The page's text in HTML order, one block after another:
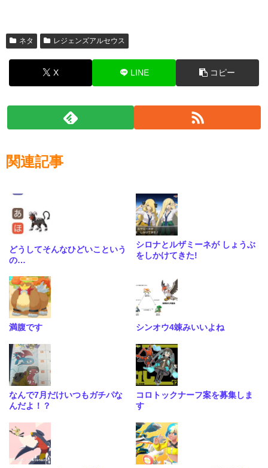
ネタ レジェンズアルセウス
X LINE コピー
関連記事
どうしてそんなひどいこという
の…
シロナとルザミーネが しょうぶ
をしかけてきた!
満腹です シンオウ4竦みいいよね
なんで7月だけいつもガチパな
んだよ！？
コロトックナーフ案を募集しま
す